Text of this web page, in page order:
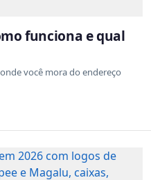
funciona e qual
você mora do endereço